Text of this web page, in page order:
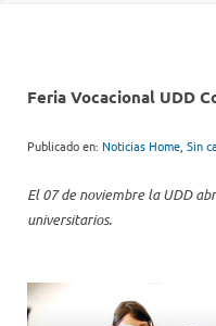
Feria Vocacional UDD
Publicado en: Noticias Home Sin
El 07 de noviembre la UDD
universitarios.